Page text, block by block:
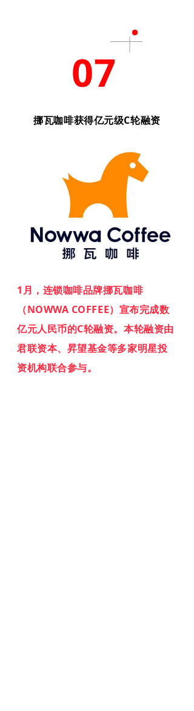
07
挪瓦咖啡获得亿元级C轮融资
1月，连锁咖啡品牌挪瓦咖啡
（NOWWA COFFEE）宣布完成数
亿元人民币的C轮融资。本轮融资由
君联资本、昇望基金等多家明星投
资机构联合参与。